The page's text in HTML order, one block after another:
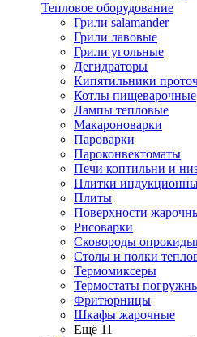
Тепловое оборудование
Грили salamander
Грили лавовые
Грили угольные
Дегидраторы
Кипятильники
Котлы пищеварочные
Лампы тепловые
Макароноварки
Пароварки
Пароконвектоматы
Печи коптильни и
Плитки
Плиты
Поверхности
Рисоварки
Сковороды
Столы и полки
Термомиксеры
Термостаты
Фритюрницы
Шкафы жарочные
Ещё 11